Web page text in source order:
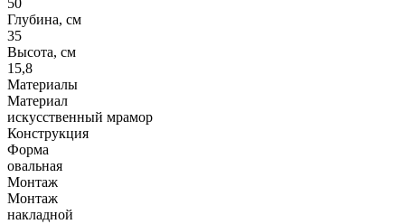
50
Глубина, см
35
Высота, см
15,8
Материалы
Материал
искусственный мрамор
Конструкция
Форма
овальная
Монтаж
Монтаж
накладной